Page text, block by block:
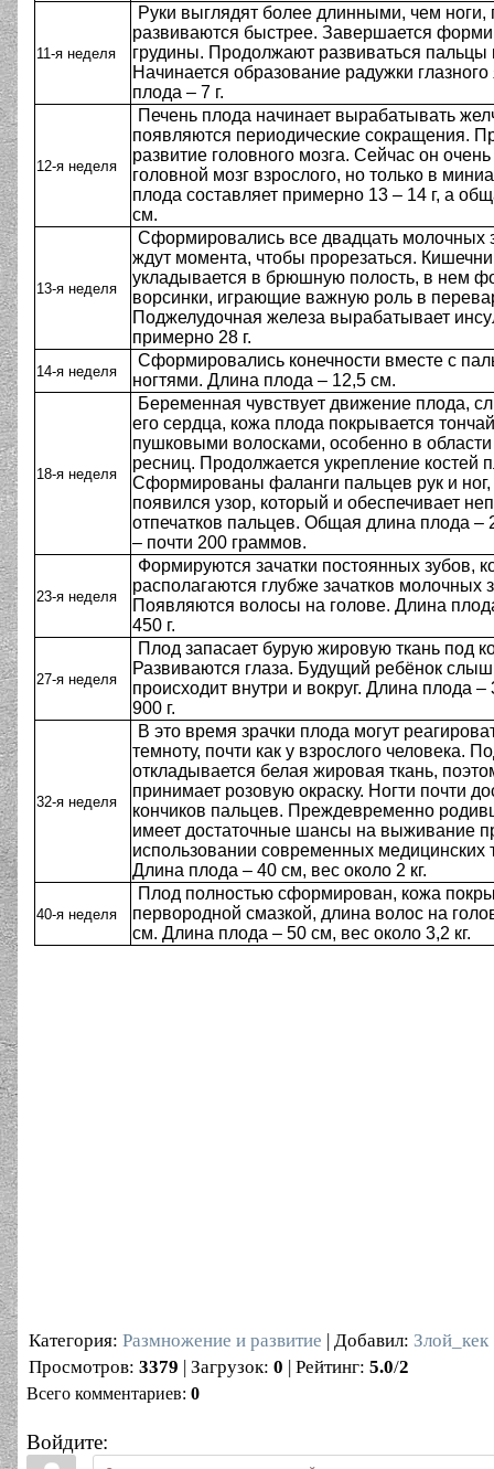
11-я неделя
Руки выглядят более длинными, чем ноги,
развиваются быстрее. Завершается
грудины. Продолжают развиваться пальцы
Начинается образование радужки
плода – 7 г.
12-я неделя
Печень плода начинает вырабатывать
появляются периодические сокращения.
развитие головного мозга. Сейчас он
головной мозг взрослого, но только в
плода составляет примерно 13 – 14 г, а
см.
13-я неделя
Сформировались все двадцать молочных
ждут момента, чтобы прорезаться.
укладывается в брюшную полость, в нем
ворсинки, играющие важную роль в
Поджелудочная железа вырабатывает
примерно 28 г.
14-я неделя
Сформировались конечности вместе с
ногтями. Длина плода – 12,5 см.
18-я неделя
Беременная чувствует движение плода,
его сердца, кожа плода покрывается
пушковыми волосками, особенно в
ресниц. Продолжается укрепление костей
Сформированы фаланги пальцев рук и
появился узор, который и обеспечивает
отпечатков пальцев. Общая длина плода –
– почти 200 граммов.
23-я неделя
Формируются зачатки постоянных зубов,
располагаются глубже зачатков молочных
Появляются волосы на голове. Длина
450 г.
27-я неделя
Плод запасает бурую жировую ткань под
Развиваются глаза. Будущий ребёнок
происходит внутри и вокруг. Длина плода
900 г.
32-я неделя
В это время зрачки плода могут
темноту, почти как у взрослого человека.
откладывается белая жировая ткань,
принимает розовую окраску. Ногти почти
кончиков пальцев. Преждевременно
имеет достаточные шансы на выживание
использовании современных медицинских
Длина плода – 40 см, вес около 2 кг.
40-я неделя
Плод полностью сформирован, кожа
первородной смазкой, длина волос на
см. Длина плода – 50 см, вес около 3,2 кг.
Категория: Размножение и развитие | Добавил: Злой_кек
Просмотров: 3379 | Загрузок: 0 | Рейтинг: 5.0/2
Всего комментариев: 0
Войдите: